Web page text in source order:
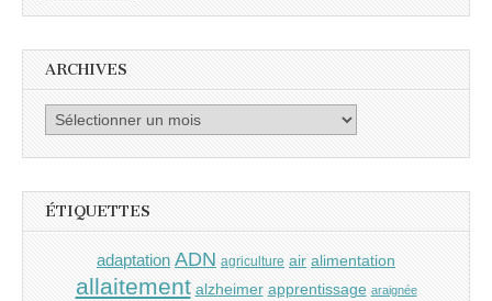
ARCHIVES
Archives
ÉTIQUETTES
adaptation ADN agriculture air alimentation
allaitement alzheimer apprentissage araignée